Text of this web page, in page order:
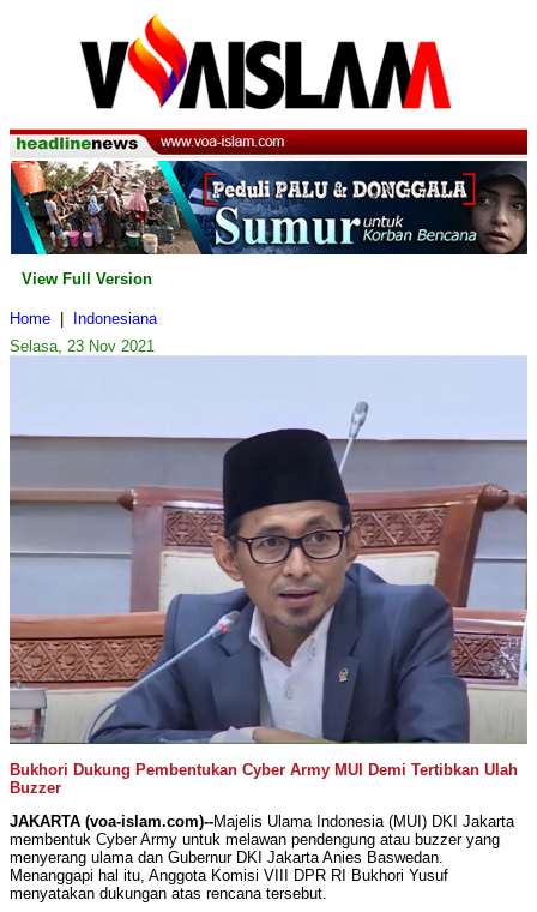
View Full Version
Home
Indonesiana
Selasa, 23 Nov 2021
Bukhori Dukung Pembentukan Cyber Army MUI Demi Tertibkan Ulah
Buzzer
JAKARTA (voa-islam.com)--Majelis Ulama Indonesia (MUI) DKI Jakarta
membentuk Cyber Army untuk melawan pendengung atau buzzer yang
menyerang ulama dan Gubernur DKI Jakarta Anies Baswedan.
Menanggapi hal itu, Anggota Komisi VIII DPR RI Bukhori Yusuf
menyatakan dukungan atas rencana tersebut.